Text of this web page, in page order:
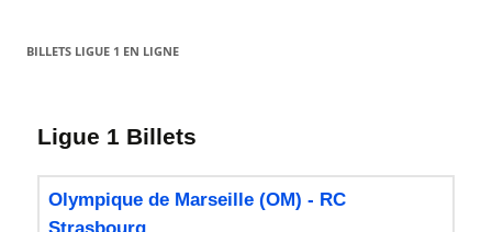
BILLETS LIGUE 1 EN LIGNE